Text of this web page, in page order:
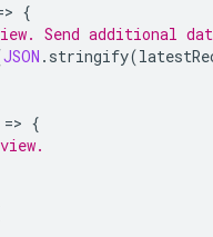
> {
Send additional
JSON . stringify(
=> {